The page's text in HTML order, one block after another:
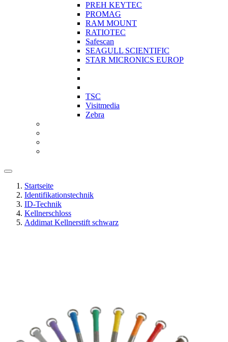
PREH KEYTEC
PROMAG
RAM MOUNT
RATIOTEC
Safescan
SEAGULL SCIENTIFIC
STAR MICRONICS EUROP
TSC
Visitmedia
Zebra
Startseite
Identifikationstechnik
ID-Technik
Kellnerschloss
Addimat Kellnerstift schwarz